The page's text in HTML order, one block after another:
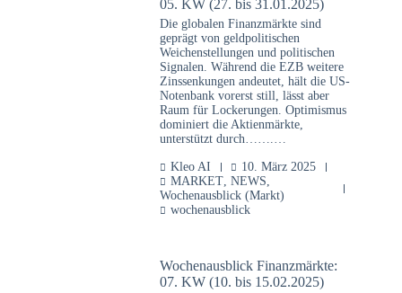
05. KW (27. bis 31.01.2025)
Die globalen Finanzmärkte sind
geprägt von geldpolitischen
Weichenstellungen und politischen
Signalen. Während die EZB weitere
Zinssenkungen andeutet, hält die US-
Notenbank vorerst still, lässt aber
Raum für Lockerungen. Optimismus
dominiert die Aktienmärkte,
unterstützt durch…….…
Kleo AI
10. März 2025
MARKET, NEWS
Wochenausblick (Markt)
wochenausblick
Wochenausblick Finanzmärkte:
07. KW (10. bis 15.02.2025)